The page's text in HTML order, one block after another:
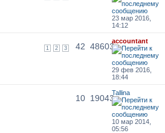
23 мар 2016,
14:12
1 2 3 42 48603
accountant
29 фев 2016,
18:44
10 19043
Tallina
10 мар 2014,
05:56